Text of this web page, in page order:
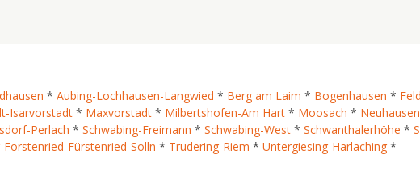
* Aubing-Lochhausen-Langwied * Berg am Laim * Bogenhausen *
Isarvorstadt * Maxvorstadt * Milbertshofen-Am Hart * Moosach *
Perlach * Schwabing-Freimann * Schwabing-West * Schwanthalerhöhe *
Fürstenried-Solln * Trudering-Riem * Untergiesing-Harlaching *